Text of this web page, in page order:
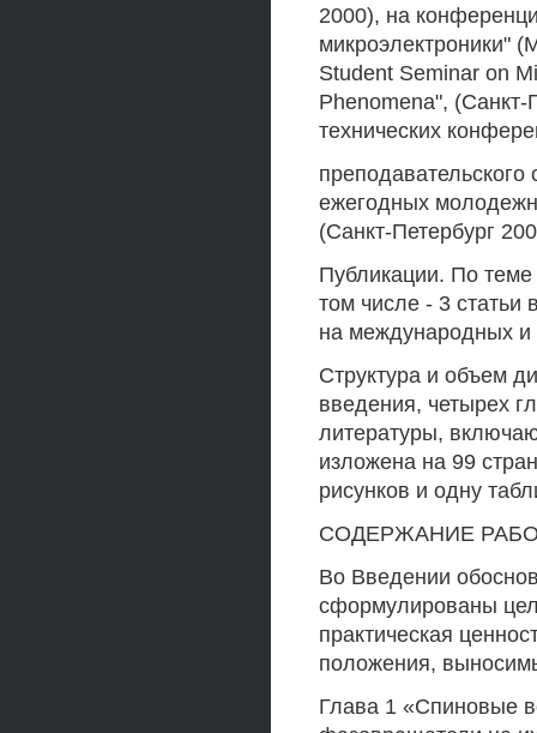
2000), на
микроэлектроники"
Student Seminar on
Phenomena", (Санкт-
технических
ежегодных
(Санкт-Петербург
Публикации. По теме
том числе - 3 статьи
на международных и
Структура и объем
введения, четырех
литературы,
изложена на 99
рисунков и одну
СОДЕРЖАНИЕ
Во Введении
сформулированы
практическая
положения,
Глава 1 «Спиновые